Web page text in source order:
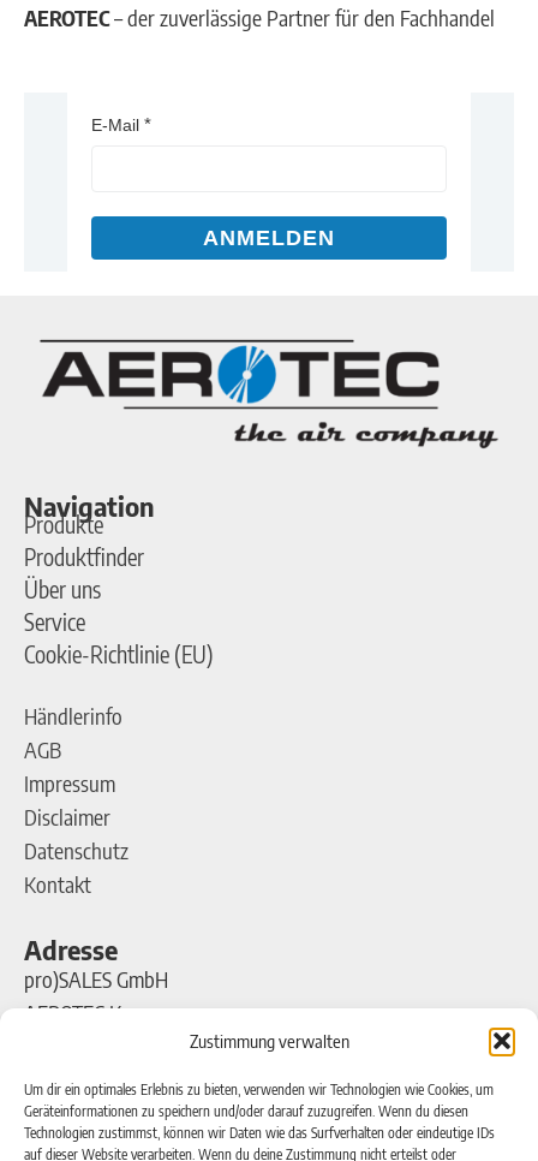
Zustimmung verwalten
Um dir ein optimales Erlebnis zu bieten, verwenden wir Technologien wie Cookies, um
Geräteinformationen zu speichern und/oder darauf zuzugreifen. Wenn du diesen
Technologien zustimmst, können wir Daten wie das Surfverhalten oder eindeutige IDs
auf dieser Website verarbeiten. Wenn du deine Zustimmung nicht erteilst oder
AEROTEC– der zuverlässige Partner für den Fachhandel
E-Mail
ANMELDEN
Navigation
Produkte
Produktfinder
Über uns
Service
Cookie-Richtlinie (EU)
Händlerinfo
AGB
Impressum
Disclaimer
Datenschutz
Kontakt
Adresse
pro)SALES GmbH
AEROTEC Kompressoren
Ferdinand-Porsche-Straße 16
63500 Seligenstadt